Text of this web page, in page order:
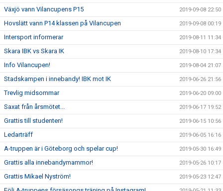
Växjö vann Vilancupens P15 2019-09-08 22:50
Hovslätt vann P14 klassen på Vilancupen 2019-09-08 00:19
Intersport informerar 2019-08-11 11:34
Skara IBK vs Skara IK 2019-08-10 17:34
Info Vilancupen! 2019-08-04 21:07
Stadskampen i innebandy! IBK mot IK 2019-06-26 21:56
Trevlig midsommar 2019-06-20 09:00
Saxat från årsmötet... 2019-06-17 19:52
Grattis till studenten! 2019-06-15 10:56
Ledarträff 2019-06-05 16:16
A-truppen är i Göteborg och spelar cup! 2019-05-30 16:49
Grattis alla innebandymammor! 2019-05-26 10:17
Grattis Mikael Nyström! 2019-05-23 12:47